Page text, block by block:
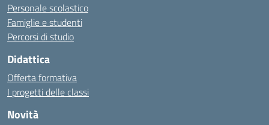
Personale scolastico
Famiglie e studenti
Percorsi di studio
Didattica
Offerta formativa
I progetti delle classi
Novità